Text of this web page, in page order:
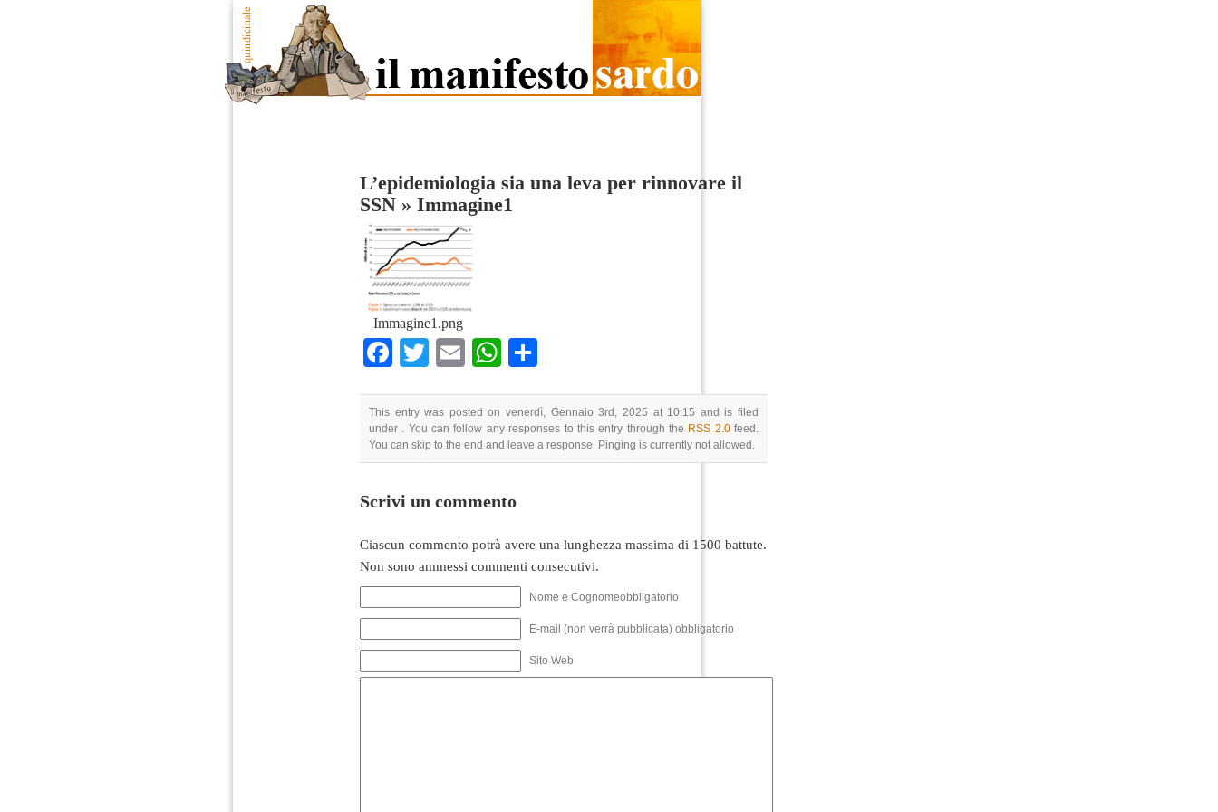
L’epidemiologia sia una leva per rinnovare il
SSN » Immagine1
Immagine1.png
Facebook
TwitterEmailWhatsApp
This entry was posted on venerdì, Gennaio 3rd, 2025 at 10:15 and is filed
under . You can follow any responses to this entry through the RSS 2.0feed.
You can skip to the end and leave a response. Pinging is currently not allowed.
Scrivi un commento
Ciascun commento potrà avere una lunghezza massima di 1500 battute.
Non sono ammessi commenti consecutivi.
Nome e Cognomeobbligatorio
E-mail (non verrà pubblicata) obbligatorio
Sito Web